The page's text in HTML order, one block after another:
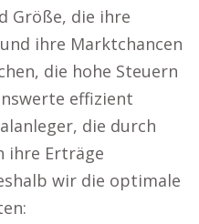
Größe, die ihre
ihre Marktchancen
die hohe Steuern
effizient
die durch
ihre Erträge
wir die optimale